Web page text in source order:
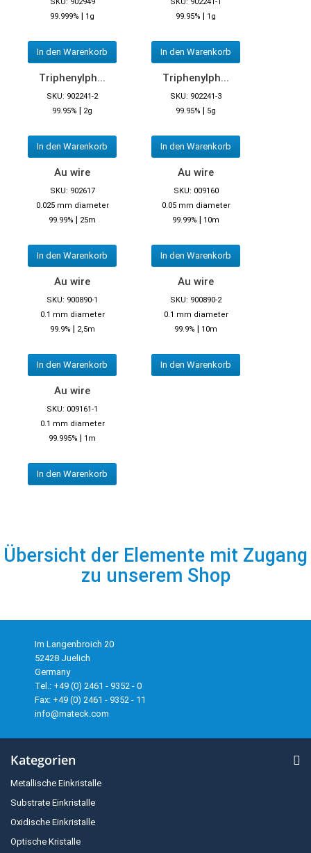
99.999% | 1g
In den Warenkorb
99.95% | 1g
In den Warenkorb
Triphenylph...
SKU: 902241-2
99.95% | 2g
In den Warenkorb
Triphenylph...
SKU: 902241-3
99.95% | 5g
In den Warenkorb
Au wire
SKU: 902617
0.025 mm diameter
99.99% | 25m
In den Warenkorb
Au wire
SKU: 009160
0.05 mm diameter
99.99% | 10m
In den Warenkorb
Au wire
SKU: 900890-1
0.1 mm diameter
99.9% | 2,5m
In den Warenkorb
Au wire
SKU: 900890-2
0.1 mm diameter
99.9% | 10m
In den Warenkorb
Au wire
SKU: 009161-1
0.1 mm diameter
99.995% | 1m
In den Warenkorb
Übersicht der Elemente mit Zugang
zu unserem Shop
Im Langenbroich 20
52428 Juelich
Germany
Tel.: +49 (0) 2461 - 9352 - 0
Fax: +49 (0) 2461 - 9352 - 11
info@mateck.com
Kategorien
Metallische Einkristalle
Substrate Einkristalle
Oxidische Einkristalle
Optische Kristalle